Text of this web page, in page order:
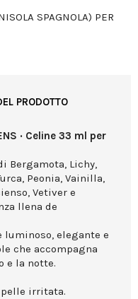
SPAGNOLA) PER
PRODOTTO
· Celine 33 ml per
Bergamota, Lichy,
Peonia, Vainilla,
Vetiver e
llena de
luminoso, elegante e
che accompagna
e la notte.
pelle irritata.